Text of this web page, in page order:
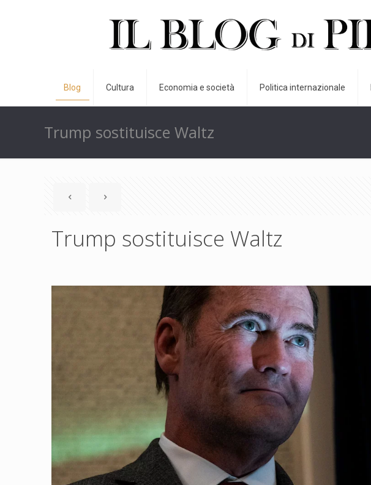
Blog Cultura Economia e società Politica internazionale
Trump sostituisce Waltz
Trump sostituisce Waltz